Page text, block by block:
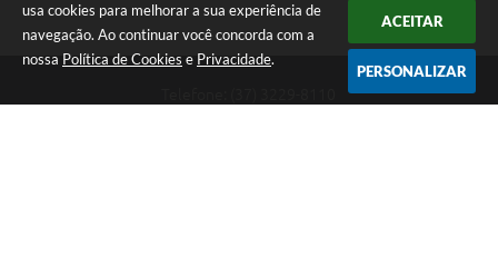
usa cookies para melhorar a sua experiência de
navegação. Ao continuar você concorda com a
nossa Política de Cookies e Privacidade.
ACEITAR
PERSONALIZAR